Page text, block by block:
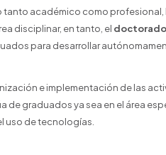
tanto académico como profesional,
disciplinar, en tanto, el doctorado
para desarrollar
e implementación de las
de graduados ya sea en el área
uso de tecnologías.